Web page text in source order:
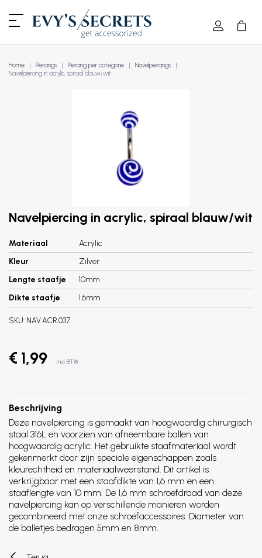
Home Piercings Piercing per categorie
Navelpiercings
Navelpiercing in acrylic, spiraal blauw/wit
Navelpiercing in acrylic, spiraal blauw/wit
Materiaal
Acrylic
Kleur
Zilver
Lengte staafje
10mm
Dikte staafje
1.6mm
SKU: NAV.ACR.037
€ 1,99 Incl. BTW
Beschrijving
Deze navelpiercing is gemaakt van hoogwaardig chirurgisch
staal 316L en voorzien van afneembare ballen van
hoogwaardig acrylic. Het gebruikte staafmateriaal wordt
gekenmerkt door zijn speciale eigenschappen zoals
kleurechtheid en materiaalweerstand. Dit artikel is
verkrijgbaar met een staafdikte van 1,6 mm en een
staaflengte van 10 mm. De 1,6 mm schroefdraad van deze
navelpiercing kan op verschillende manieren worden
gecombineerd met onze schroefaccessoires. Diameter van
de balletjes bedragen 5mm en 8mm.